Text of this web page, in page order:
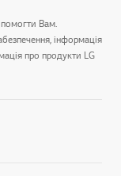
Вам.
інформація
про продукти LG